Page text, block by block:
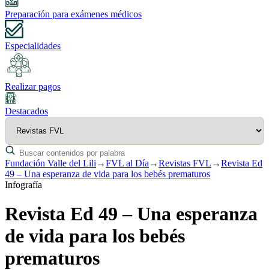
Preparación para exámenes médicos
Especialidades
Realizar pagos
Destacados
Fundación Valle del Lili →FVL al Día →Revistas FVL →Revista Ed
49 – Una esperanza de vida para los bebés prematuros
Infografía
Revista Ed 49 – Una esperanza
de vida para los bebés
prematuros